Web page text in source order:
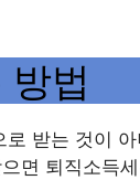
법
받는 것이
면 퇴직소득